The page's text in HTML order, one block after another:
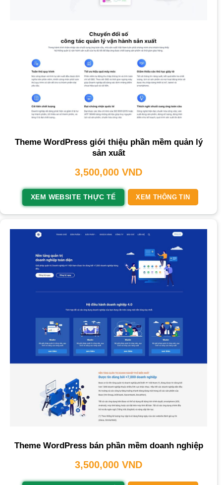
Theme WordPress giới thiệu phần mềm quản lý
sản xuất
3,500,000 VND
XEM WEBSITE THỰC TẾ XEM THÔNG TIN
Theme WordPress bán phần mềm doanh nghiệp
3,500,000 VND